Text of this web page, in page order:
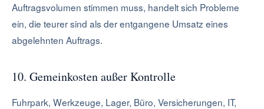
Auftragsvolumen stimmen muss, handelt sich Probleme
ein, die teurer sind als der entgangene Umsatz eines
abgelehnten Auftrags.
10. Gemeinkosten außer Kontrolle
Fuhrpark, Werkzeuge, Lager, Büro, Versicherungen, IT,